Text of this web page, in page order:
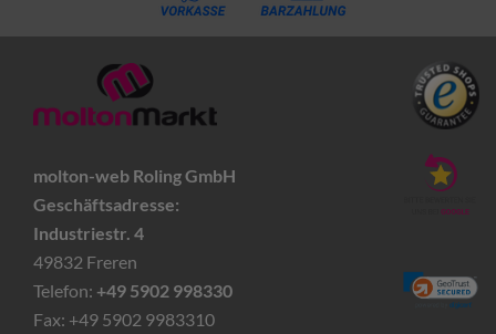
molton-web Roling GmbH
Geschäftsadresse:
Industriestr. 4
49832 Freren
Telefon: +49 5902 998330
Fax: +49 5902 9983310